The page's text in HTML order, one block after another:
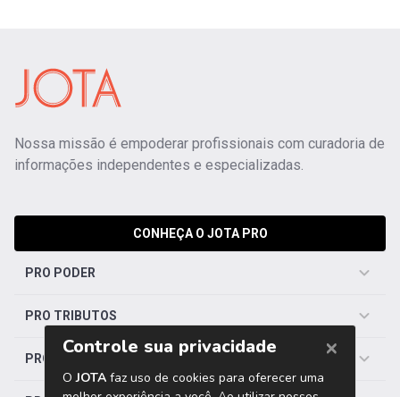
Nossa missão é empoderar profissionais com curadoria de
informações independentes e especializadas.
CONHEÇA O JOTA PRO
PRO PODER
PRO TRIBUTOS
PRO TRABALHISTA